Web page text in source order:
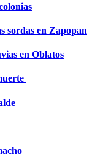
sordas en Zapopan
en Oblatos